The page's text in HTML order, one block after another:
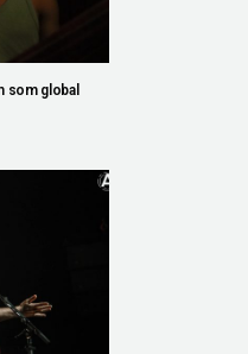
som global